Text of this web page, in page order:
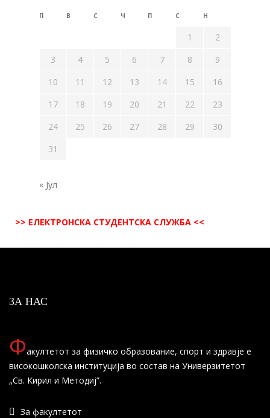
П В С Ч П С Н
1
2
3
4 5 6 7 8
9
10
11 12 13 14 15
16
17
18 19 20 21 22
23
24
25 26 27 28 29
30
31
« Јул
>> ЕЛЕКТРОНСКА СТУДЕНТСКА СЛУЖБА <<
ЗА НАС
Факултетот за физичко образование, спорт и здравје е
високошколска институција во состав на Универзитетот
„Св. Кирил и Методиј”.
За факултетот